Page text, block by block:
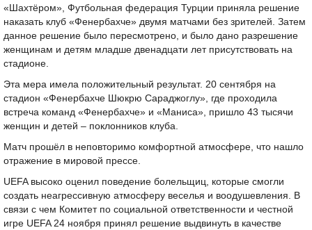
«Шахтёром», Футбольная федерация Турции приняла решение
наказать клуб «Фенербахче» двумя матчами без зрителей. Затем
данное решение было пересмотрено, и было дано разрешение
женщинам и детям младше двенадцати лет присутствовать на
стадионе.
Эта мера имела положительный результат. 20 сентября на
стадион «Фенербахче Шюкрю Сараджоглу», где проходила
встреча команд «Фенербахче» и «Маниса», пришло 43 тысячи
женщин и детей – поклонников клуба.
Матч прошёл в неповторимо комфортной атмосфере, что нашло
отражение в мировой прессе.
UEFA высоко оценил поведение болельщиц, которые смогли
создать неагрессивную атмосферу веселья и воодушевления. В
связи с чем Комитет по социальной ответственности и честной
игре UEFA 24 ноября принял решение выдвинуть в качестве